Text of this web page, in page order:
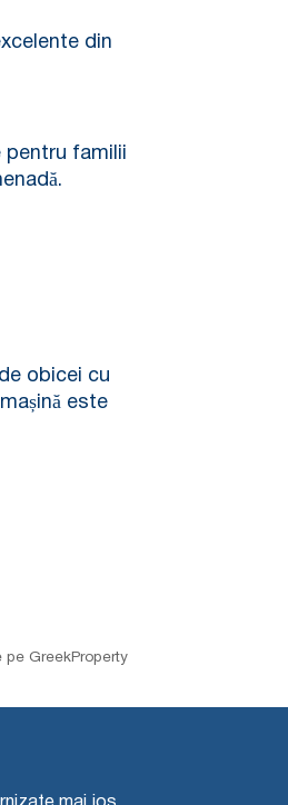
din
pentru familii
obicei cu
este
pe GreekProperty